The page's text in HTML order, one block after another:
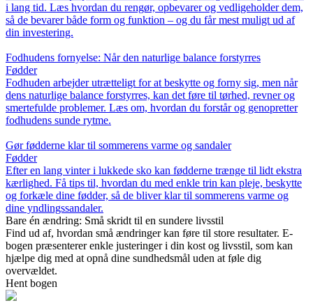
i lang tid. Læs hvordan du rengør, opbevarer og vedligeholder dem,
så de bevarer både form og funktion – og du får mest muligt ud af
din investering.
Fodhudens fornyelse: Når den naturlige balance forstyrres
Fødder
Fodhuden arbejder utrætteligt for at beskytte og forny sig, men når
dens naturlige balance forstyrres, kan det føre til tørhed, revner og
smertefulde problemer. Læs om, hvordan du forstår og genopretter
fodhudens sunde rytme.
Gør fødderne klar til sommerens varme og sandaler
Fødder
Efter en lang vinter i lukkede sko kan fødderne trænge til lidt ekstra
kærlighed. Få tips til, hvordan du med enkle trin kan pleje, beskytte
og forkæle dine fødder, så de bliver klar til sommerens varme og
dine yndlingssandaler.
Bare én ændring: Små skridt til en sundere livsstil
Find ud af, hvordan små ændringer kan føre til store resultater. E-
bogen præsenterer enkle justeringer i din kost og livsstil, som kan
hjælpe dig med at opnå dine sundhedsmål uden at føle dig
overvældet.
Hent bogen